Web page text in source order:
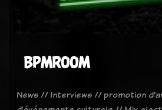
BPMROOM
News // Interviews // promotion